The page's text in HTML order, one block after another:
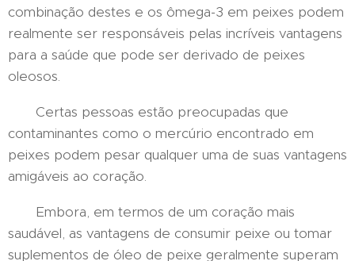
combinação destes e os ômega-3 em peixes podem
realmente ser responsáveis ​​pelas incríveis vantagens
para a saúde que pode ser derivado de peixes
oleosos.
Certas pessoas estão preocupadas que
contaminantes como o mercúrio encontrado em
peixes podem pesar qualquer uma de suas vantagens
amigáveis ​​ao coração.
Embora, em termos de um coração mais
saudável, as vantagens de consumir peixe ou tomar
suplementos de óleo de peixe geralmente superam